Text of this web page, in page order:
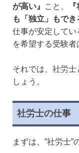
が高い』
こと、
も「独立」もでき
仕事が安定して
を希望する受験者
それでは、社労士
しょう。
社労士の仕事
まずは、”社労士”